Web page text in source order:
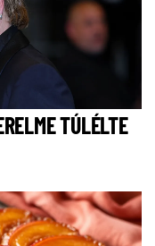
TÚLÉLTE